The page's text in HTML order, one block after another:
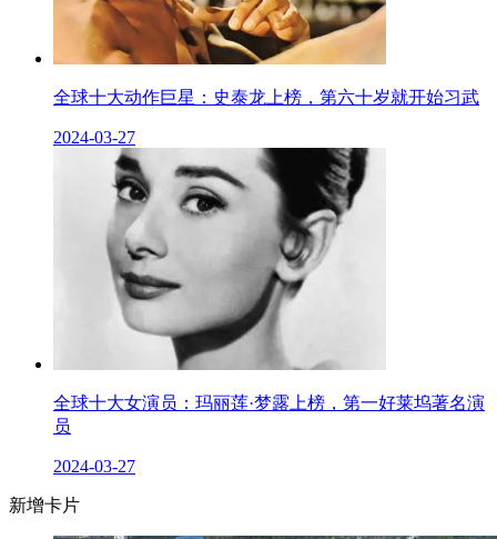
全球十大动作巨星：史泰龙上榜，第六十岁就开始习武
2024-03-27
全球十大​女演员：玛丽莲·梦露上榜，第一好莱坞著名演
员
2024-03-27
新增卡片